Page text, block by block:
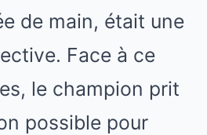
de main, était une
Face à ce
le champion prit
possible pour